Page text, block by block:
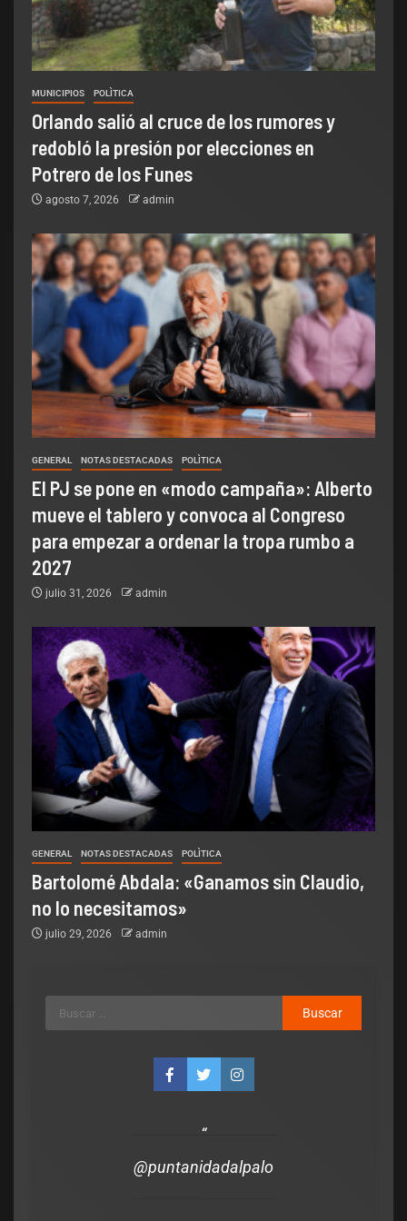
MUNICIPIOS POLÌTICA
Orlando salió al cruce de los rumores y
redobló la presión por elecciones en
Potrero de los Funes
agosto 7, 2026 admin
GENERAL NOTAS DESTACADAS POLÌTICA
El PJ se pone en «modo campaña»: Alberto
mueve el tablero y convoca al Congreso
para empezar a ordenar la tropa rumbo a
2027
julio 31, 2026 admin
GENERAL NOTAS DESTACADAS POLÌTICA
Bartolomé Abdala: «Ganamos sin Claudio,
no lo necesitamos»
julio 29, 2026 admin
@puntanidadalpalo